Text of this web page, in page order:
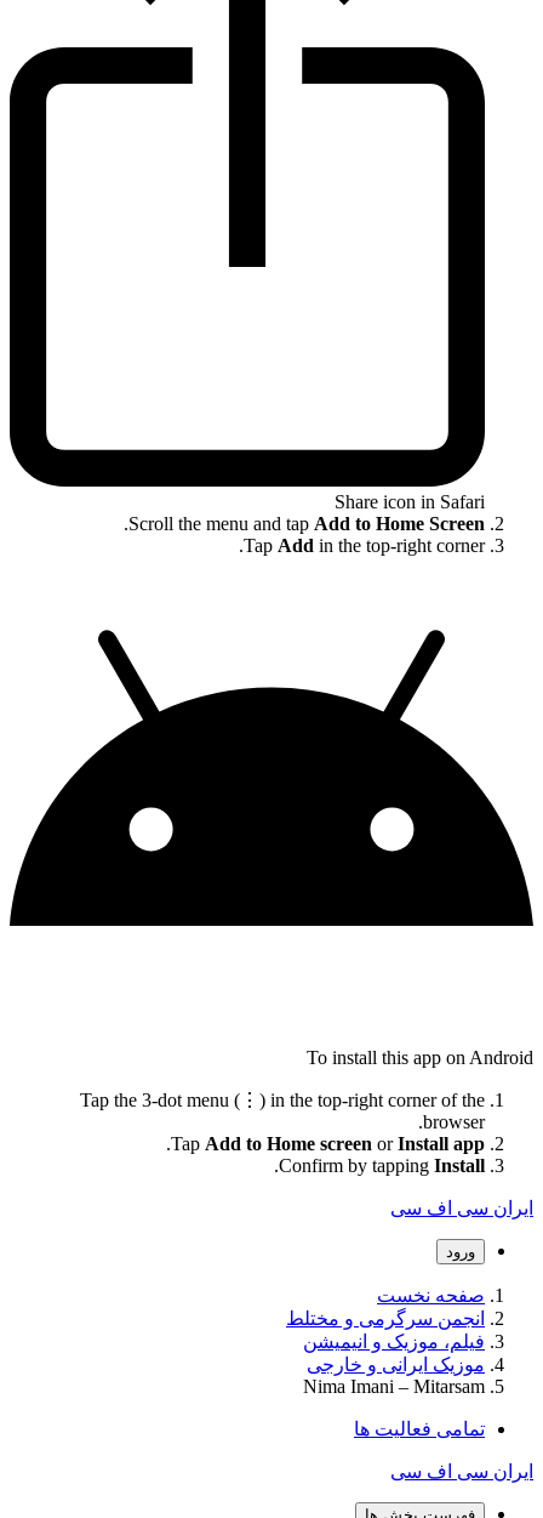
Share icon in Safari
Scroll the menu and tap Add to Home Screen
.
Tap Add in the top-right corner.
To install this app on Android
Tap the 3-dot menu (⋮) in the top-right corner of the
browser.
Tap Add to Home screen orInstall app
.
Confirm by tapping Install
.
ایران سی اف سی
ورود
صفحه نخست
انجمن سرگرمی و مختلط
فیلم، موزیک و انیمیشن
موزیک ایرانی و خارجی
Nima Imani – Mitarsam
تمامی فعالیت ها
ایران سی اف سی